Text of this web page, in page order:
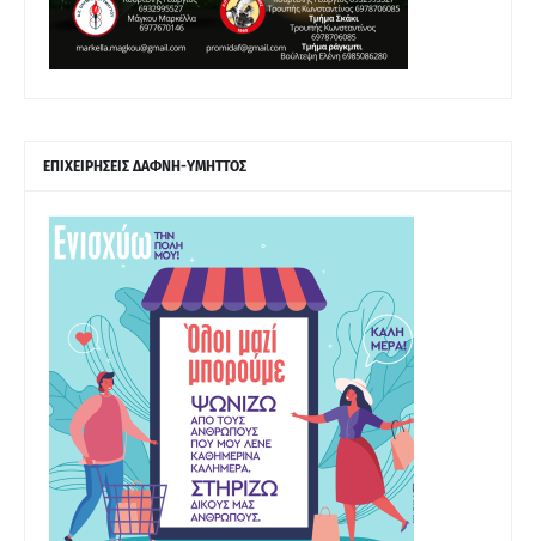
ΕΠΙΧΕΙΡΗΣΕΙΣ ΔΑΦΝΗ-ΥΜΗΤΤΟΣ